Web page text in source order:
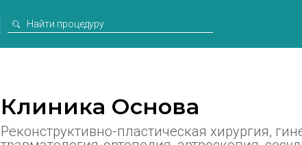
Клиника Основа
Реконструктивно-пластическая хирургия,